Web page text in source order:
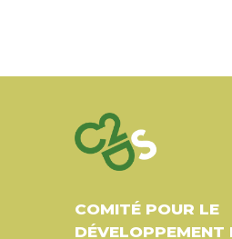
COMITÉ POUR LE
DÉVELOPPEMENT